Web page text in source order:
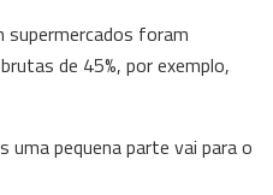
supermercados foram
de 45%, por exemplo,
uma pequena parte vai para o